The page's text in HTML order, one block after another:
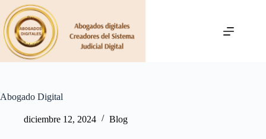
Saltar
contenido
Abogado Digital
diciembre 12, 2024 Blog